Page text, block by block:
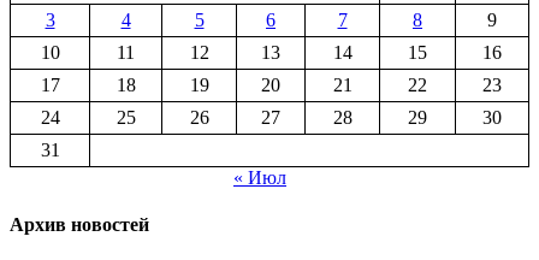
3
4 5 6 7 8
9
10
11 12 13 14 15
16
17
18 19 20 21 22
23
24
25 26 27 28 29
30
31
« Июл
Архив новостей